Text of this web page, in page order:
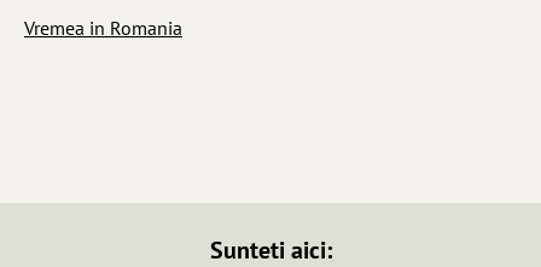
Vremea in Romania
Sunteti aici: